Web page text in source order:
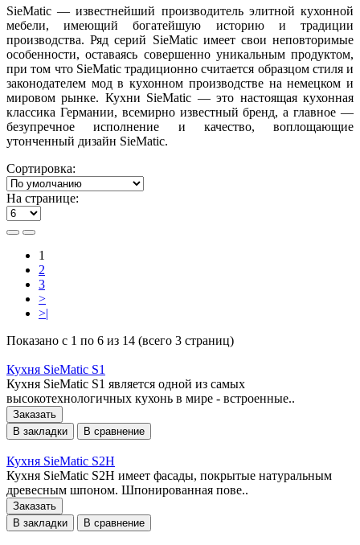
SieMatic — известнейший производитель элитной кухонной
мебели, имеющий богатейшую историю и традиции
производства. Ряд серий SieMatic имеет свои неповторимые
особенности, оставаясь совершенно уникальным продуктом,
при том что SieMatic традиционно считается образцом стиля и
законодателем мод в кухонном производстве на немецком и
мировом рынке. Кухни SieMatic — это настоящая кухонная
классика Германии, всемирно известный бренд, а главное —
безупречное исполнение и качество, воплощающие
утонченный дизайн SieMatic.
Сортировка:
На странице:
1
2
3
>
>|
Показано с 1 по 6 из 14 (всего 3 страниц)
Кухня SieMatic S1
Кухня SieMatic S1 является одной из самых
высокотехнологичных кухонь в мире - встроенные..
Заказать
В закладки
В сравнение
Кухня SieMatic S2H
Кухня SieMatic S2H имеет фасады, покрытые натуральным
древесным шпоном. Шпонированная пове..
Заказать
В закладки
В сравнение